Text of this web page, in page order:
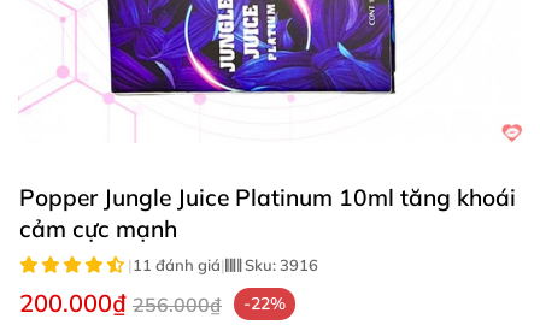
Popper Jungle Juice Platinum 10ml tăng khoái
cảm cực mạnh
|11 đánh giá| Sku:3916
200.000₫ 256.000₫ -22%